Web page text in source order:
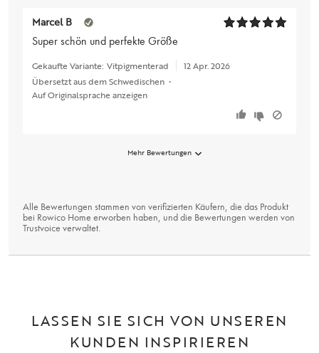
Marcel B
Super schön und perfekte Größe
Gekaufte Variante: Vitpigmenterad
12 Apr. 2026
Übersetzt aus dem Schwedischen •
Auf Originalsprache anzeigen
Mehr Bewertungen
Alle Bewertungen stammen von verifizierten Käufern, die das Produkt
bei Rowico Home erworben haben, und die Bewertungen werden von
Trustvoice verwaltet.
LASSEN SIE SICH VON UNSEREN
KUNDEN INSPIRIEREN